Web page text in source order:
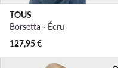
TOUS
Borsetta · Écru
127,95€